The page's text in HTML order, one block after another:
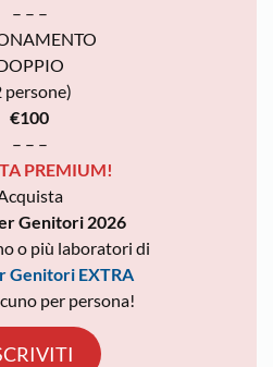
– – –
persone)
€100
– – –
PREMIUM!
Genitori 2026
o più laboratori di
Genitori EXTRA
per persona!